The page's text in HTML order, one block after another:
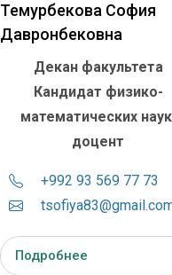
Темурбекова София
Давронбековна
Декан факультета
Кандидат физико-
математических
доцент
+992 93 569 77 73
Подробнее